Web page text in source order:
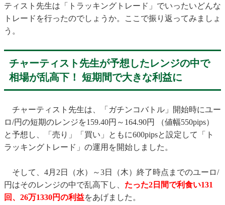
ティスト先生は「トラッキングトレード」でいったいどんな
トレードを行ったのでしょうか。ここで振り返ってみましょ
う。
チャーティスト先生が予想したレンジの中で
相場が乱高下！ 短期間で大きな利益に
チャーティスト先生は、「ガチンコバトル」開始時にユー
ロ/円の短期のレンジを159.40円～164.90円 （値幅550pips）
と予想し、「売り」「買い」ともに600pipsと設定して「ト
ラッキングトレード」の運用を開始しました。
そして、4月2日（水）～3日（木）終了時点までのユーロ/
円はそのレンジの中で乱高下し、 たった2日間で利食い131
回、26万1330円の利益をあげました。